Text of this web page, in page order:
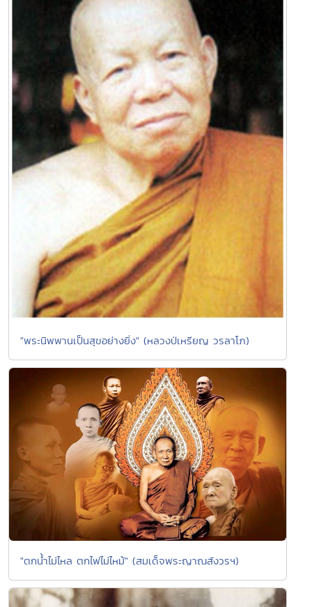
"พระนิพพานเป็นสุขอย่างยิ่ง" (หลวงป่เหรียญ วรลาโภ)
"ตกน้ำไม่ไหล ตกไฟไม่ไหม้" (สมเด็จพระญาณสังวรฯ)